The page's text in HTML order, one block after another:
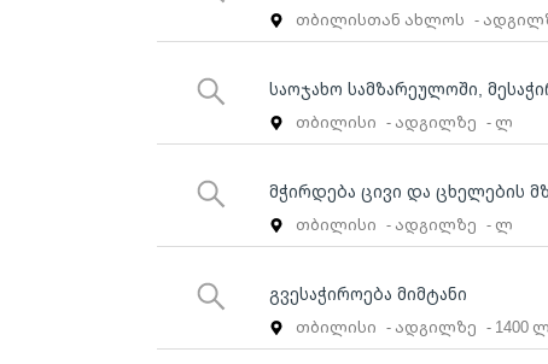
თბილისთან ახლოს -
საოჯახო სამზარეულოში,
თბილისი - ადგილზე - ლ
მჭირდება ცივი და ცხელების
თბილისი - ადგილზე - ლ
გვესაჭიროება მიმტანი
თბილისი - ადგილზე - 1400 ლ